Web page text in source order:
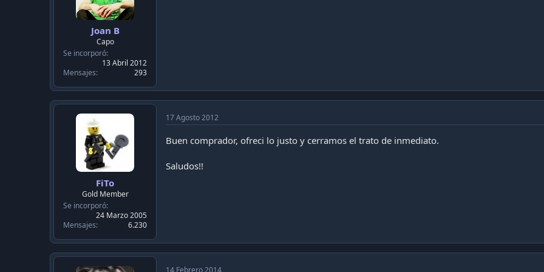
Joan B
Capo
Se incorporó
13 Abril 2012
Mensajes
293
FiTo
Gold Member
Se incorporó
24 Marzo 2005
Mensajes
6.230
17 Agosto 2012
Buen comprador, ofreci lo justo y cerramos el trato de inmediato.
Saludos!!
14 Febrero 2014